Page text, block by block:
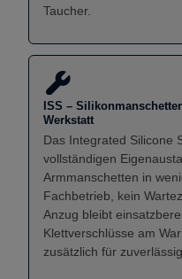
Taucher.
ISS –
Werkstatt
Das Integrated Silicone
vollständigen
Armmanschetten in
Fachbetrieb, kein
Anzug bleibt
Klettverschlüsse am
zusätzlich für